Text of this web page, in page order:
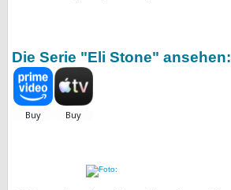
Die Serie "Eli Stone" ansehen: